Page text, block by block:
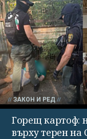
ЗАКОН И РЕД
Горещ картоф:
върху терен на